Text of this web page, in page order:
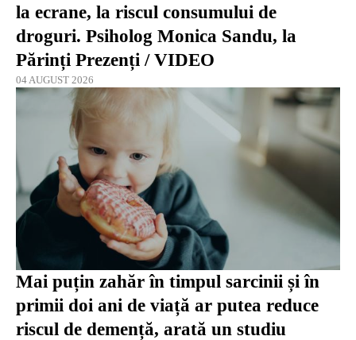
la ecrane, la riscul consumului de
droguri. Psiholog Monica Sandu, la
Părinți Prezenți / VIDEO
04 AUGUST 2026
Mai puțin zahăr în timpul sarcinii și în
primii doi ani de viață ar putea reduce
riscul de demență, arată un studiu